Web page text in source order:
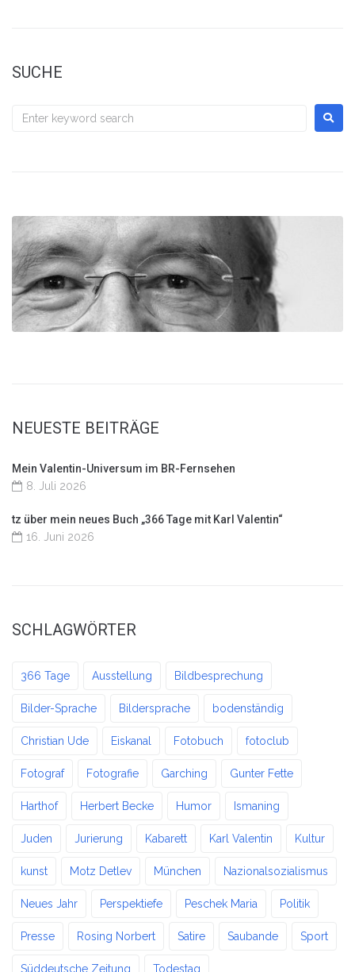
SUCHE
NEUESTE BEITRÄGE
Mein Valentin-Universum im BR-Fernsehen
8. Juli 2026
tz über mein neues Buch „366 Tage mit Karl Valentin“
16. Juni 2026
SCHLAGWÖRTER
366 Tage Ausstellung Bildbesprechung
Bilder-Sprache Bildersprache bodenständig
Christian Ude Eiskanal Fotobuch fotoclub
Fotograf Fotografie Garching Gunter Fette
Harthof Herbert Becke Humor Ismaning
Juden Jurierung Kabarett Karl Valentin Kultur
kunst Motz Detlev München Nazionalsozialismus
Neues Jahr Perspektiefe Peschek Maria Politik
Presse Rosing Norbert Satire Saubande Sport
Süddeutsche Zeitung Todestag